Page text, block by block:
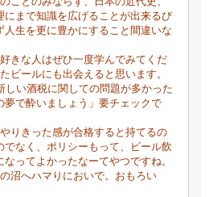
にまで知識を広げることが出来るび
人生を更に豊かにすること間違いな
きな人はぜひ一度学んでみてくだ
ビールにも出会えると思います。
い酒税に関しての問題が多かった
夢で酔いましょう」要チェックで
りきった感が合格すると持てるの
でなく、ポリシーもって、ビール飲
ってよかったなーてやつですね。
沼へハマりにおいで。おもろい